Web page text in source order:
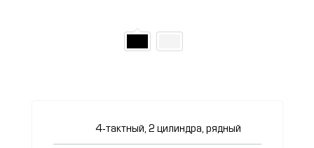
4-тактный, 2 цилиндра, рядный